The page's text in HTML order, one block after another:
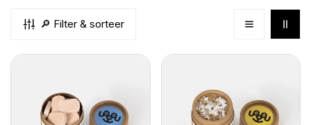
🔎 Filter & sorteer
Shampoo
Droogshampoo